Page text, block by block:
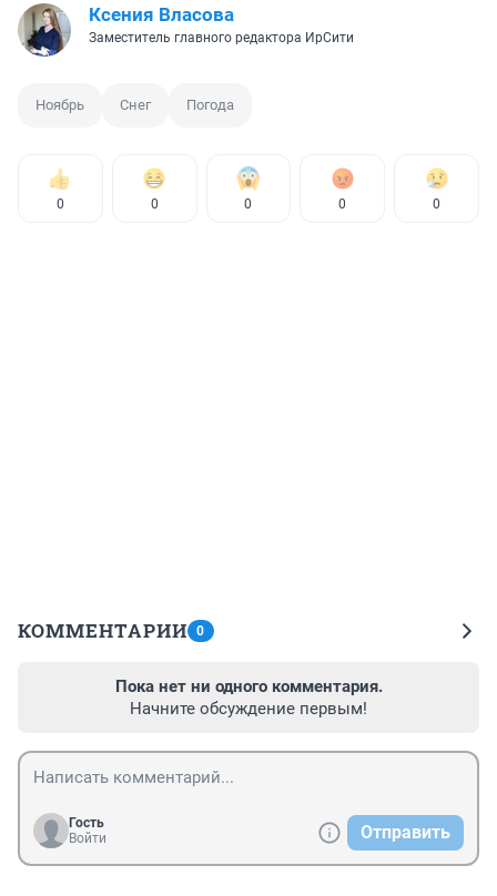
Ксения Власова
Заместитель главного редактора ИрСити
Ноябрь Снег Погода
0 0 0 0 0
КОММЕНТАРИИ 0
Пока нет ни одного комментария.
Начните обсуждение первым!
Гость
Войти
Отправить